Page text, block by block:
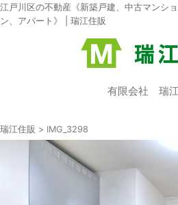
江戸川区の不動産《新築戸建、中古マンシ
ン、アパート》 | 瑞江住販
有限会社 瑞
瑞江住販 > IMG_3298